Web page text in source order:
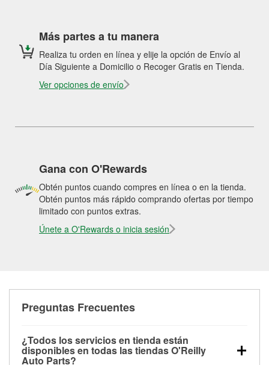
Más partes a tu manera
Realiza tu orden en línea y elije la opción de Envío al
Día Siguiente a Domicilio o Recoger Gratis en Tienda.
Ver opciones de envío
Gana con O'Rewards
Obtén puntos cuando compres en línea o en la tienda.
Obtén puntos más rápido comprando ofertas por tiempo
limitado con puntos extras.
Únete a O'Rewards o inicia sesión
Preguntas Frecuentes
¿Todos los servicios en tienda están
disponibles en todas las tiendas O'Reilly
Auto Parts?